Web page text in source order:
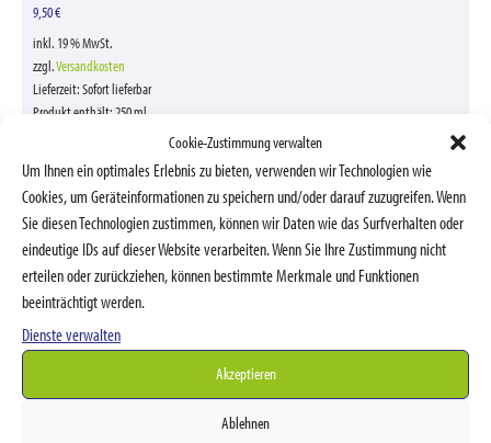
Cookie-Zustimmung verwalten
Um Ihnen ein optimales Erlebnis zu bieten, verwenden wir Technologien wie
Cookies, um Geräteinformationen zu speichern und/oder darauf zuzugreifen. Wenn
Sie diesen Technologien zustimmen, können wir Daten wie das Surfverhalten oder
eindeutige IDs auf dieser Website verarbeiten. Wenn Sie Ihre Zustimmung nicht
erteilen oder zurückziehen, können bestimmte Merkmale und Funktionen
beeinträchtigt werden.
Dienste verwalten
Akzeptieren
Ablehnen
9,50€
inkl. 19 % MwSt.
zzgl.Versandkosten
Lieferzeit:Sofort lieferbar
Produkt enthält: 250ml